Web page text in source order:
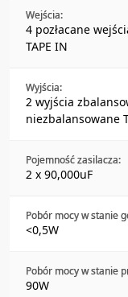
Wejścia:
4 pozłacane
TAPE IN
Wyjścia:
2 wyjścia
niezbalansowane
Pojemność zasilacza:
2 x 90,000uF
Pobór mocy w stanie
<0,5W
Pobór mocy w stanie
90W